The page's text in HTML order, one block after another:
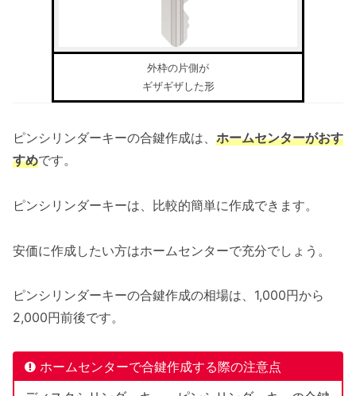
外枠の片側が
ギザギザした形
ピンシリンダーキーの合鍵作成は、 ホームセンターがおす
すめです。
ピンシリンダーキーは、比較的簡単に作成できます。
安価に作成したい方はホームセンターで充分でしょう。
ピンシリンダーキーの合鍵作成の相場は、1,000円から
2,000円前後です。
ホームセンターで合鍵作成する際の注意点